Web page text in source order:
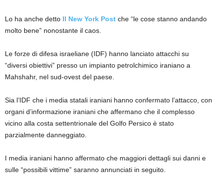
Lo ha anche detto Il New York Post che “le cose stanno andando
molto bene” nonostante il caos.
Le forze di difesa israeliane (IDF) hanno lanciato attacchi su
“diversi obiettivi” presso un impianto petrolchimico iraniano a
Mahshahr, nel sud-ovest del paese.
Sia l’IDF che i media statali iraniani hanno confermato l’attacco, con
organi d’informazione iraniani che affermano che il complesso
vicino alla costa settentrionale del Golfo Persico è stato
parzialmente danneggiato.
I media iraniani hanno affermato che maggiori dettagli sui danni e
sulle “possibili vittime” saranno annunciati in seguito.